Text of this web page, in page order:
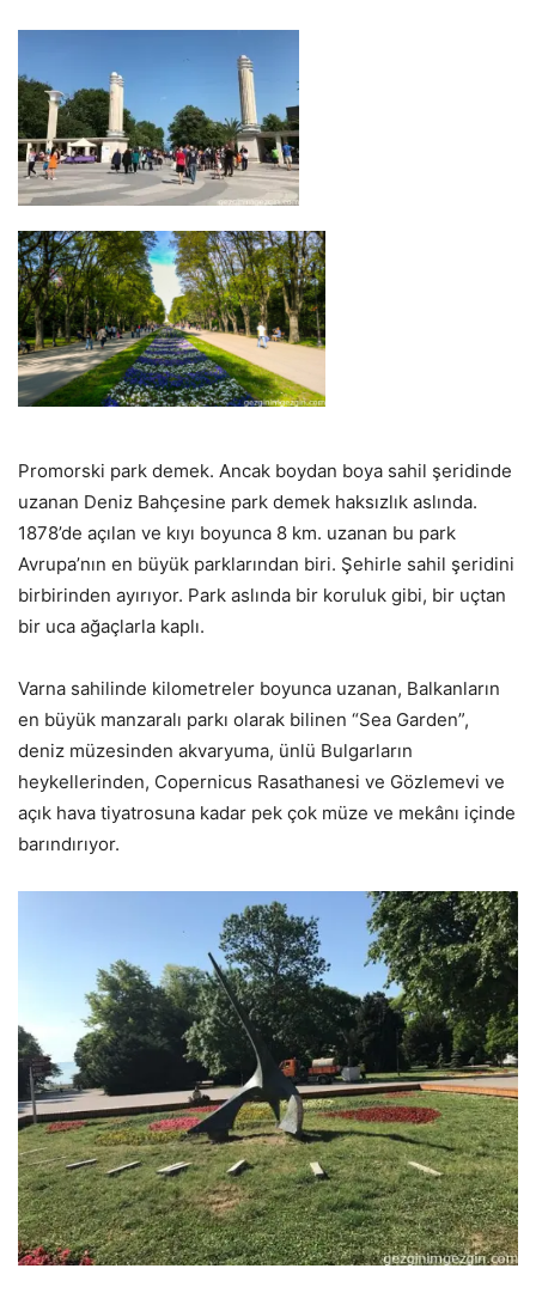
Promorski park demek. Ancak boydan boya sahil şeridinde
uzanan Deniz Bahçesine park demek haksızlık aslında.
1878’de açılan ve kıyı boyunca 8 km. uzanan bu park
Avrupa’nın en büyük parklarından biri. Şehirle sahil şeridini
birbirinden ayırıyor. Park aslında bir koruluk gibi, bir uçtan
bir uca ağaçlarla kaplı.
Varna sahilinde kilometreler boyunca uzanan, Balkanların
en büyük manzaralı parkı olarak bilinen “Sea Garden”,
deniz müzesinden akvaryuma, ünlü Bulgarların
heykellerinden, Copernicus Rasathanesi ve Gözlemevi ve
açık hava tiyatrosuna kadar pek çok müze ve mekânı içinde
barındırıyor.